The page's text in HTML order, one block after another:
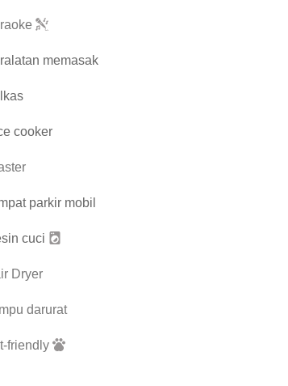
memasak
cooker
parkir mobil
cuci
Dryer
darurat
friendly